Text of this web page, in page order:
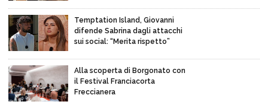
Temptation Island, Giovanni
difende Sabrina dagli attacchi
sui social: “Merita rispetto”
Alla scoperta di Borgonato con
il Festival Franciacorta
Freccianera